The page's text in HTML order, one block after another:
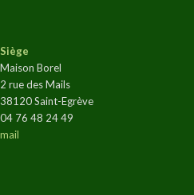
Siège
Maison Borel
2 rue des Mails
38120 Saint-Egrève
04 76 48 24 49
mail